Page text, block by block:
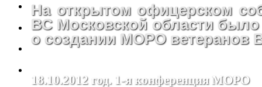
На открытом офицерском
ВС Московской области
о создании МОРО ветеранов
18.10.2012 год. 1-я конференция МОРО